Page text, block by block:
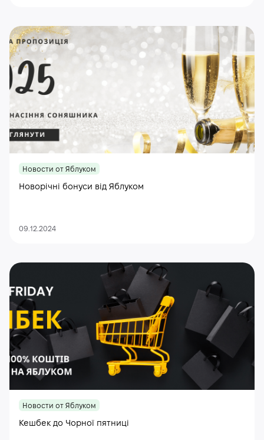
Новости от Яблуком
Новорічні бонуси від Яблуком
09.12.2024
Новости от Яблуком
Кешбек до Чорної пятниці